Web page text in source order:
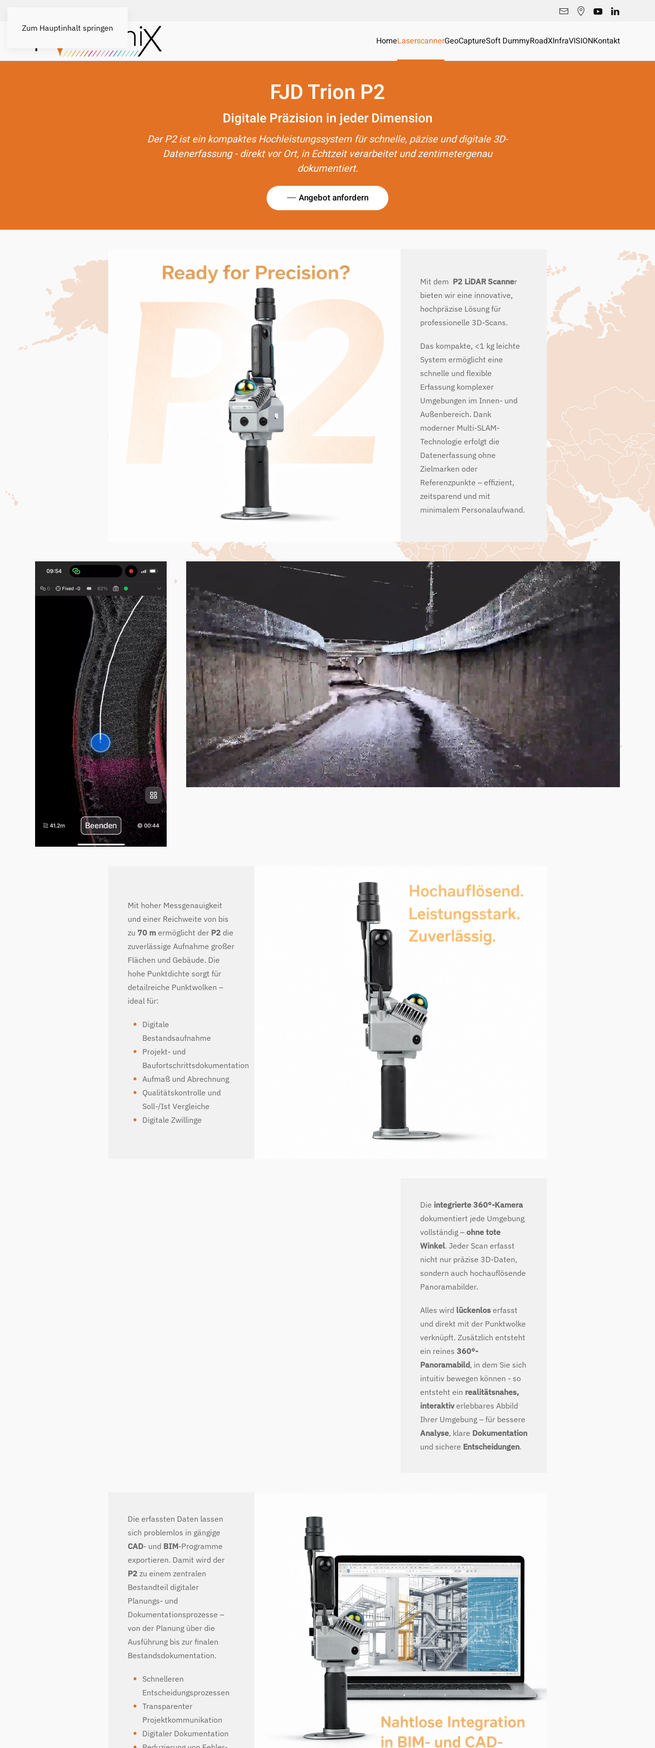
Zum Hauptinhalt springen
HomeLaserscannerGeoCaptureSoft DummyRoadXInfraVISIONKontakt
FJD Trion P2
Digitale Präzision in jeder Dimension
Der P2 ist ein kompaktes Hochleistungssystem für schnelle, päzise und digitale 3D-
Datenerfassung - direkt vor Ort, in Echtzeit verarbeitet und zentimetergenau
dokumentiert.
Angebot anfordern
Mit dem P2 LiDAR Scanner
bieten wir eine innovative,
hochpräzise Lösung für
professionelle 3D-Scans.
Das kompakte, <1 kg leichte
System ermöglicht eine
schnelle und flexible
Erfassung komplexer
Umgebungen im Innen- und
Außenbereich. Dank
moderner Multi-SLAM-
Technologie erfolgt die
Datenerfassung ohne
Zielmarken oder
Referenzpunkte – effizient,
zeitsparend und mit
minimalem Personalaufwand.
Mit hoher Messgenauigkeit
und einer Reichweite von bis
zu 70 m ermöglicht der P2 die
zuverlässige Aufnahme großer
Flächen und Gebäude. Die
hohe Punktdichte sorgt für
detailreiche Punktwolken –
ideal für:
Digitale
Bestandsaufnahme
Projekt- und
Baufortschrittsdokumentation
Aufmaß und Abrechnung
Qualitätskontrolle und
Soll-/Ist Vergleiche
Digitale Zwillinge
Die integrierte 360°-Kamera
dokumentiert jede Umgebung
vollständig – ohne tote
Winkel. Jeder Scan erfasst
nicht nur präzise 3D-Daten,
sondern auch hochauflösende
Panoramabilder.
Alles wird lückenlos erfasst
und direkt mit der Punktwolke
verknüpft. Zusätzlich entsteht
ein reines 360°-
Panoramabild, in dem Sie sich
intuitiv bewegen können - so
entsteht ein realitätsnahes,
interaktiverlebbares Abbild
Ihrer Umgebung – für bessere
Analyse, klare Dokumentation
und sichere Entscheidungen.
Die erfassten Daten lassen
sich problemlos in gängige
CAD- und BIM-Programme
exportieren. Damit wird der
P2 zu einem zentralen
Bestandteil digitaler
Planungs- und
Dokumentationsprozesse –
von der Planung über die
Ausführung bis zur finalen
Bestandsdokumentation.
Schnelleren
Entscheidungsprozessen
Transparenter
Projektkommunikation
Digitaler Dokumentation